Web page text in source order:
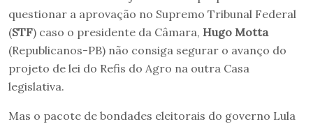
questionar a aprovação no Supremo Tribunal Federal
(STF) caso o presidente da Câmara, Hugo Motta
(Republicanos-PB) não consiga segurar o avanço do
projeto de lei do Refis do Agro na outra Casa
legislativa.
Mas o pacote de bondades eleitorais do governo Lula